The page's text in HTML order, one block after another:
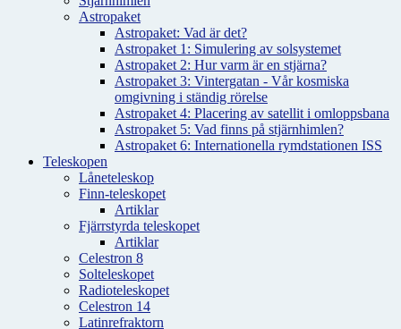
Astropaket
Astropaket: Vad är det?
Astropaket 1: Simulering av solsystemet
Astropaket 2: Hur varm är en stjärna?
Astropaket 3: Vintergatan - Vår kosmiska
omgivning i ständig rörelse
Astropaket 4: Placering av satellit i omloppsbana
Astropaket 5: Vad finns på stjärnhimlen?
Astropaket 6: Internationella rymdstationen ISS
Teleskopen
Låneteleskop
Finn-teleskopet
Artiklar
Fjärrstyrda teleskopet
Artiklar
Celestron 8
Solteleskopet
Radioteleskopet
Celestron 14
Latinrefraktorn